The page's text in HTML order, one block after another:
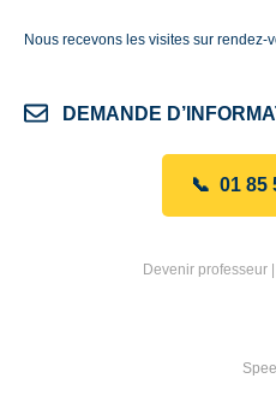
Nous recevons les visites sur rendez-
DEMANDE
📞 01 85
Devenir professeur |